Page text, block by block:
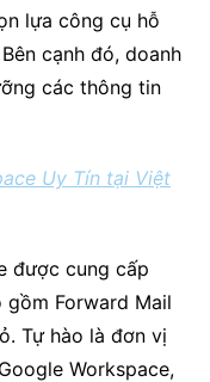
lựa công cụ hỗ
cạnh đó, doanh
các thông tin
Uy Tín tại Việt
được cung cấp
Forward Mail
Tự hào là đơn vị
Workspace,